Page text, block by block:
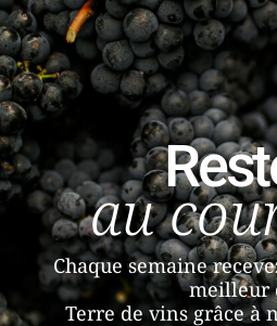
au
Chaque semaine
meilleur
Terre de vins grâce à